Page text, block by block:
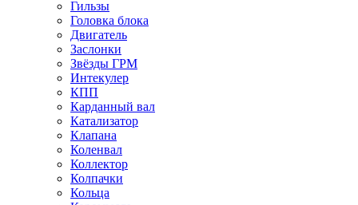
Гильзы
Головка блока
Двигатель
Заслонки
Звёзды ГРМ
Интекулер
КПП
Карданный вал
Катализатор
Клапана
Коленвал
Коллектор
Колпачки
Кольца